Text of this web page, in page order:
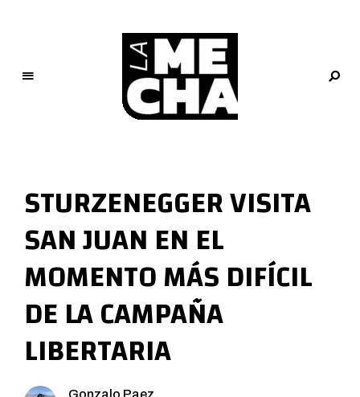
M
e
c
h
a
PERIODISMO DIGITAL
STURZENEGGER VISITA
SAN JUAN EN EL
MOMENTO MÁS DIFÍCIL
DE LA CAMPAÑA
LIBERTARIA
Gonzalo Paez